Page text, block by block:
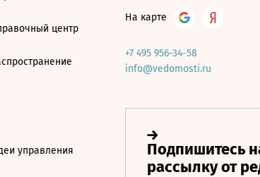
центр
управления
На карте
+7 495 956-34-58
info@vedomosti.ru